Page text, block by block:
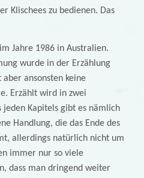
Klischees zu bedienen. Das
Jahre 1986 in Australien.
wurde in der Erzählung
ansonsten keine
Erzählt wird in zwei
jeden Kapitels gibt es nämlich
Handlung, die das Ende des
allerdings natürlich nicht um
immer nur so viele
dass man dringend weiter